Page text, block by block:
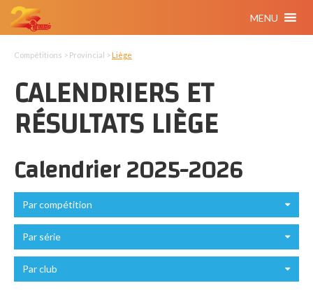
MENU
Compétitions > Provincial >Liège
CALENDRIERS ET
RÉSULTATS LIÈGE
Calendrier 2025-2026
Par compétition
Par série
Par club